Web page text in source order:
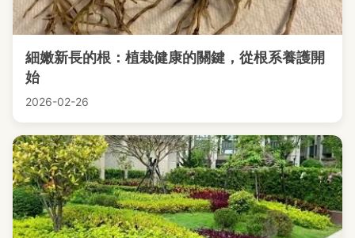
細嫩新長的根：植栽健康的關鍵，從根系養護開
始
2026-02-26